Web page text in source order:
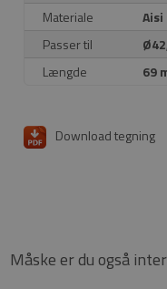
Materiale
Aisi
Passer til
Længde
69
Download tegning
Måske er du også